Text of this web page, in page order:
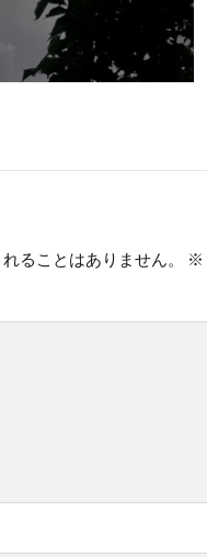
ることはありません。 ※